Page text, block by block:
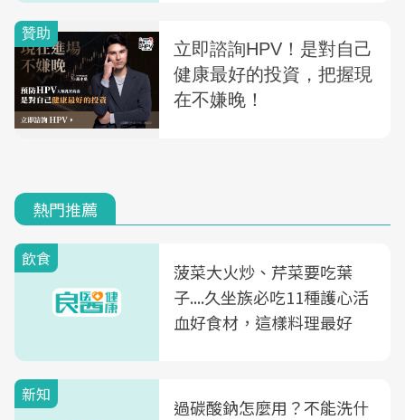
熱門推薦
飲食
菠菜大火炒、芹菜要吃葉
子....久坐族必吃11種護心活
血好食材，這樣料理最好
新知
過碳酸鈉怎麼用？不能洗什